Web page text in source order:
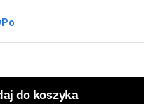
do koszyka